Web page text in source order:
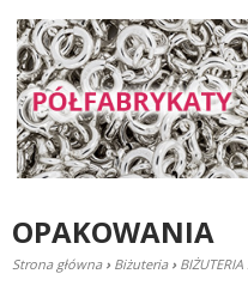
OPAKOWANIA
Strona główna › Biżuteria › BIŻUTERIA